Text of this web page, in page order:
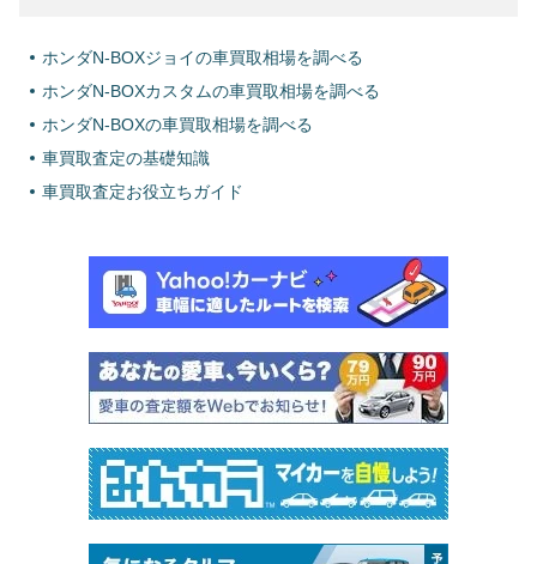
ホンダN-BOXジョイの車買取相場を調べる
ホンダN-BOXカスタムの車買取相場を調べる
ホンダN-BOXの車買取相場を調べる
車買取査定の基礎知識
車買取査定お役立ちガイド